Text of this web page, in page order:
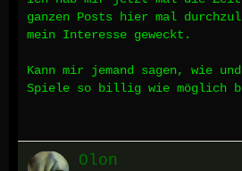
ganzen Posts hier mal
mein Interesse geweckt.
Kann mir jemand sagen, wie
Spiele so billig wie möglich
Olon